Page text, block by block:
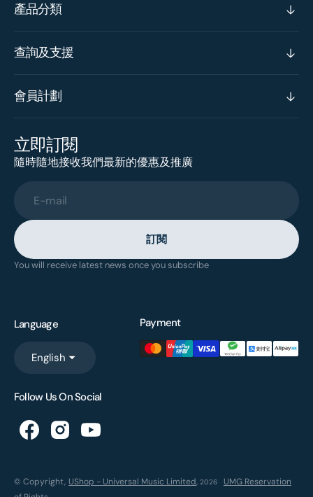
產品分類
查詢及支援
會員計劃
立即訂閱
隨時隨地接收我們最新的優惠及推廣
E-mail
訂閱
You will receive latest news once you subscribe
Language
English
Payment
Follow Us On Social
© Copyright, UShop - Universal Music Limited, 2026
UMG Reservation